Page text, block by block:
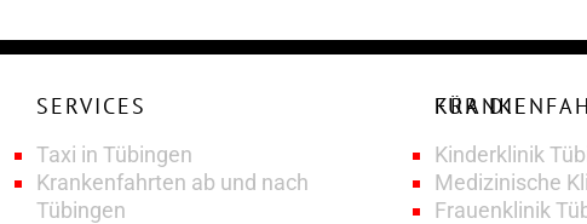
SERVICES
Taxi in Tübingen
Krankenfahrten ab und nach
Tübingen
KRANKENFAHRTENSERVICE FÜR DIE
Kinderklinik
Medizinische
Frauenklinik